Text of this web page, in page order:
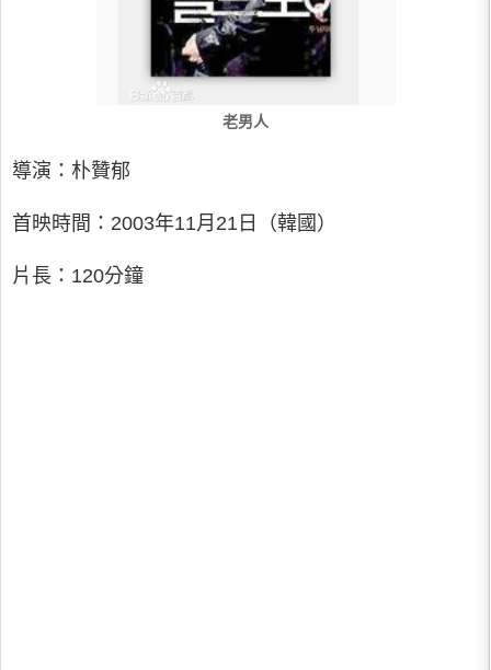
老男人
導演：朴贊郁
首映時間：2003年11月21日（韓國）
片長：120分鐘